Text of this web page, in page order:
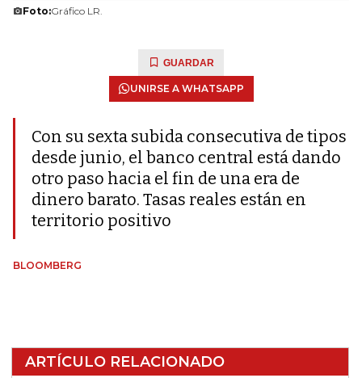
Foto:Gráfico LR.
GUARDAR
UNIRSE A WHATSAPP
Con su sexta subida consecutiva de tipos
desde junio, el banco central está dando
otro paso hacia el fin de una era de
dinero barato. Tasas reales están en
territorio positivo
BLOOMBERG
ARTÍCULO RELACIONADO